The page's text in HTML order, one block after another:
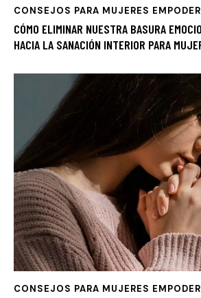
CONSEJOS PARA MUJERES
CÓMO ELIMINAR NUESTRA BASURA
HACIA LA SANACIÓN INTERIOR PARA
CONSEJOS PARA MUJERES